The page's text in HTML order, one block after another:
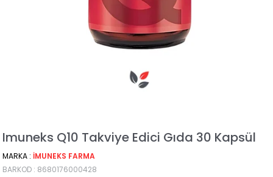
Imuneks Q10 Takviye Edici Gıda 30 Kapsül
MARKA : İMUNEKS FARMA
BARKOD : 8680176000428